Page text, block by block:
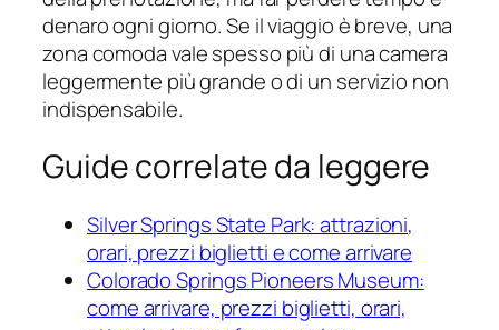
denaro ogni giorno. Se il viaggio è breve, una
zona comoda vale spesso più di una camera
leggermente più grande o di un servizio non
indispensabile.
Guide correlate da leggere
Silver Springs State Park: attrazioni,
orari, prezzi biglietti e come arrivare
Colorado Springs Pioneers Museum:
come arrivare, prezzi biglietti, orari,